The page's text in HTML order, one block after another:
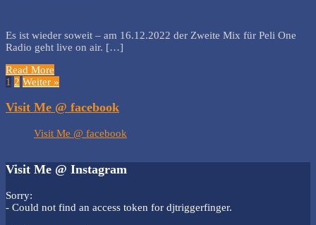
Es ist wieder soweit – am 16.12.2022 der Zweite Mix für Peli One
Radio geht live on air. […]
Read More
1 2 Weiter »
Visit Me @ facebook
Visit Me @ facebook
Visit Me @ Instagram
Sorry:
- Could not find an access token for djtriggerfinger.